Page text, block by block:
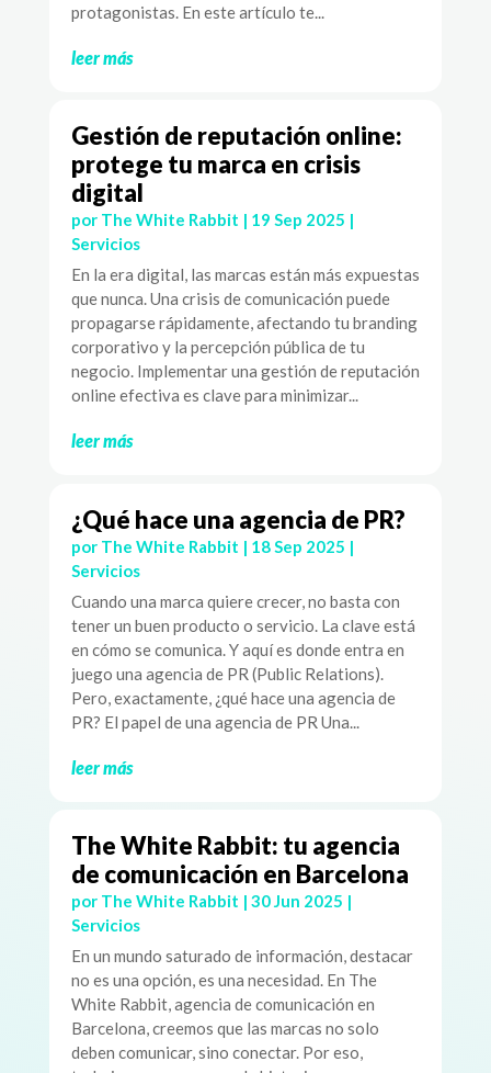
protagonistas. En este artículo te...
leer más
Gestión de reputación online:
protege tu marca en crisis
digital
por The White Rabbit | 19 Sep 2025 |
Servicios
En la era digital, las marcas están más expuestas
que nunca. Una crisis de comunicación puede
propagarse rápidamente, afectando tu branding
corporativo y la percepción pública de tu
negocio. Implementar una gestión de reputación
online efectiva es clave para minimizar...
leer más
¿Qué hace una agencia de PR?
por The White Rabbit | 18 Sep 2025 |
Servicios
Cuando una marca quiere crecer, no basta con
tener un buen producto o servicio. La clave está
en cómo se comunica. Y aquí es donde entra en
juego una agencia de PR (Public Relations).
Pero, exactamente, ¿qué hace una agencia de
PR? El papel de una agencia de PR Una...
leer más
The White Rabbit: tu agencia
de comunicación en Barcelona
por The White Rabbit | 30 Jun 2025 |
Servicios
En un mundo saturado de información, destacar
no es una opción, es una necesidad. En The
White Rabbit, agencia de comunicación en
Barcelona, creemos que las marcas no solo
deben comunicar, sino conectar. Por eso,